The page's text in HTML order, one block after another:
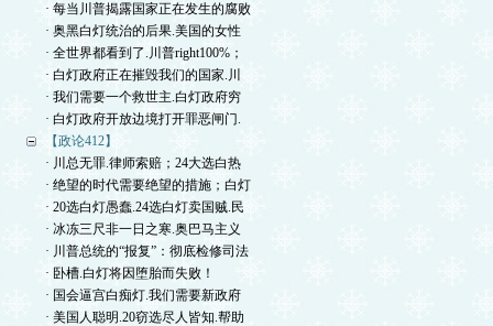
· 每当川普揭露国家正在发生的腐败
· 奥黑白灯统治的后果.美国的女性
· 全世界都看到了.川普right100%；
· 白灯政府正在摧毁我们的国家.川
· 我们需要一个救世主.白灯政府穷
· 白灯政府开放边境打开罪恶闸门.
【政论412】
· 川总无罪.律师索赔；24大选白热
· 绝望的时代需要绝望的措施；白灯
· 20选白灯愚蠢.24选白灯卖国贼.民
· 冰冻三尺非一日之寒.奥巴马主义
· 川普总统的“报复”：彻底检修司法
· 卧槽.白灯将因堕胎而失败！
· 国会逼宫白痴灯.我们需要新政府
· 美国人聪明.20窃选尽人皆知.帮助